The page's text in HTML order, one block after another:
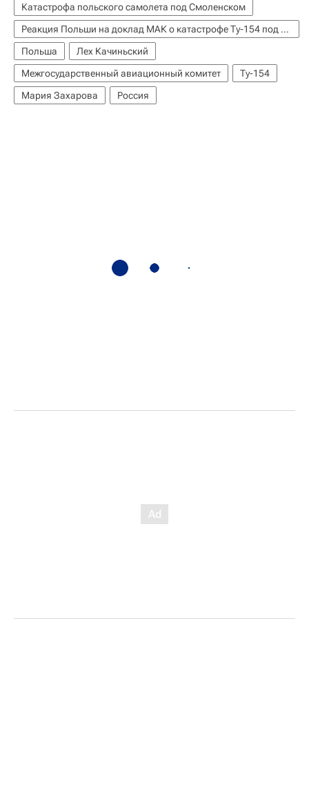
Катастрофа польского самолета под Смоленском
Реакция Польши на доклад МАК о катастрофе Ту-154 под Смоленском
Польша
Лех Качиньский
Межгосударственный авиационный комитет
Ту-154
Мария Захарова
Россия